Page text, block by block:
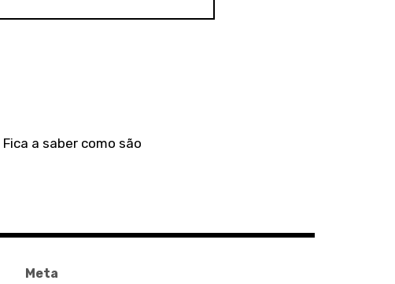
Fica a saber como são
Meta